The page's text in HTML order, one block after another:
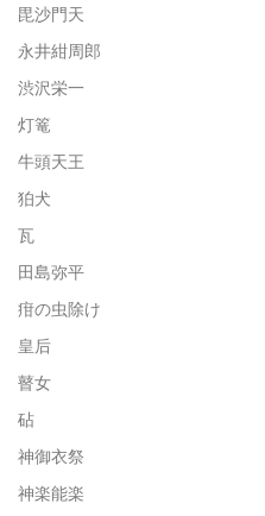
毘沙門天
永井紺周郎
渋沢栄一
灯篭
牛頭天王
狛犬
瓦
田島弥平
疳の虫除け
皇后
瞽女
砧
神御衣祭
神楽能楽